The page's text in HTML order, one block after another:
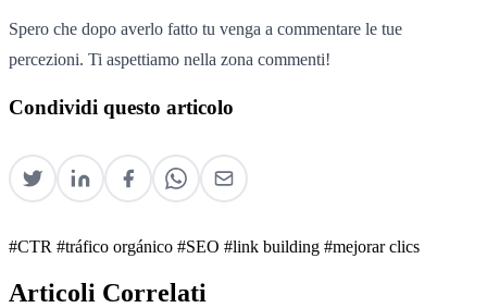
Spero che dopo averlo fatto tu venga a commentare le tue
percezioni. Ti aspettiamo nella zona commenti!
Condividi questo articolo
#CTR #tráfico orgánico #SEO #link building #mejorar clics
Articoli Correlati